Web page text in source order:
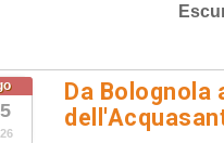
Da Bolognola